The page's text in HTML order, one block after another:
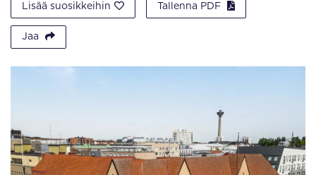
Lisää suosikkeihin Tallenna PDF
Jaa